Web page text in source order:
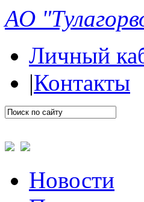
АО
Личный
|Контакты
Новости